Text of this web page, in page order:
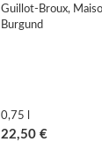
Guillot-Broux,
Burgund
0,75 l
22,50 €